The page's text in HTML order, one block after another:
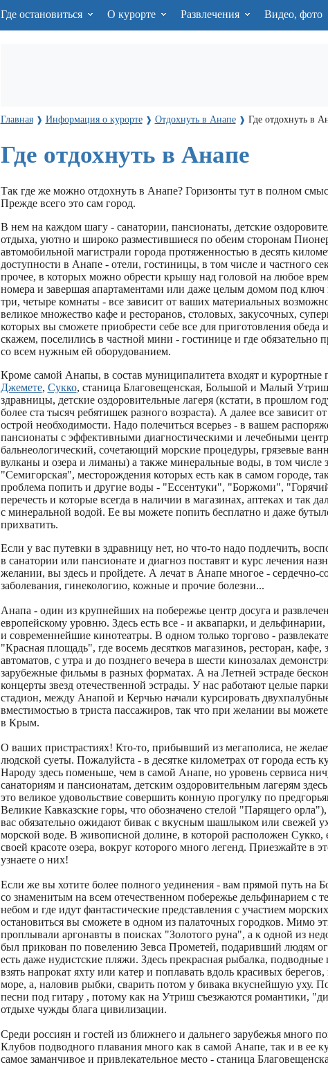
Где остановиться О курорте Развлечения Видео, фото
Главная ❱ Информация о курорте ❱ Отдохнуть в Анапе ❱ Где отдохнуть в
Где отдохнуть в Анапе
Так где же можно отдохнуть в Анапе? Горизонты тут в полном
Прежде всего это сам город.
В нем на каждом шагу - санатории, пансионаты, детские
отдыха, уютно и широко разместившиеся по обеим сторонам
автомобильной магистрали города протяженностью в десять
доступности в Анапе - отели, гостиницы, в том числе и частного
прочее, в которых можно обрести крышу над головой на любое
номера и завершая апартаментами или даже целым домом под ключ
три, четыре комнаты - все зависит от ваших материальных
великое множество кафе и ресторанов, столовых, закусочных,
которых вы сможете приобрести себе все для приготовления обеда
скажем, поселились в частной мини - гостинице и где обязательно
со всем нужным ей оборудованием.
Кроме самой Анапы, в состав муниципалитета входят и курортные
Джемете, Сукко, станица Благовещенская, Большой и Малый
здравницы, детские оздоровительные лагеря (кстати, в прошлом
более ста тысяч ребятишек разного возраста). А далее все зависит
острой необходимости. Надо полечиться всерьез - в вашем
пансионаты с эффективными диагностическими и лечебными
бальнеологический, сочетающий морские процедуры, грязевые
вулканы и озера и лиманы) а также минеральные воды, в том
"Семигорская", месторождения которых есть как в самом городе,
проблема попить и другие воды - "Ессентуки", "Боржоми",
перечесть и которые всегда в наличии в магазинах, аптеках и так
с минеральной водой. Ее вы можете попить бесплатно и даже
прихватить.
Если у вас путевки в здравницу нет, но что-то надо подлечить,
в санатории или пансионате и диагноз поставят и курс лечения
желании, вы здесь и пройдете. А лечат в Анапе многое - сердечно-
заболевания, гинекологию, кожные и прочие болезни...
Анапа - один из крупнейших на побережье центр досуга и
европейскому уровню. Здесь есть все - и аквапарки, и
и современнейшие кинотеатры. В одном только торгово -
"Красная площадь", где восемь десятков магазинов, ресторан, кафе,
автоматов, с утра и до позднего вечера в шести кинозалах
зарубежные фильмы в разных форматах. А на Летней эстраде
концерты звезд отечественной эстрады. У нас работают целые
стадион, между Анапой и Керчью начали курсировать
вместимостью в триста пассажиров, так что при желании вы
в Крым.
О ваших пристрастиях! Кто-то, прибывший из мегаполиса, не
людской суеты. Пожалуйста - в десятке километрах от города есть
Народу здесь поменьше, чем в самой Анапе, но уровень сервиса
санаториям и пансионатам, детским оздоровительным лагерям
это великое удовольствие совершить конную прогулку по
Великие Кавказские горы, что обозначено стелой "Парящего
вас обязательно ожидают бивак с вкусным шашлыком или свежей
морской воде. В живописной долине, в которой расположен Сукко,
своей красоте озера, вокруг которого много легенд. Приезжайте в
узнаете о них!
Если же вы хотите более полного уединения - вам прямой путь
со знаменитым на всем отечественном побережье дельфинарием с
небом и где идут фантастические представления с участием
остановиться вы сможете в одном из палаточных городков. Мимо
проплывали аргонавты в поисках "Золотого руна", а к одной из
был прикован по повелению Зевса Прометей, подаривший людям
есть даже нудистские пляжи. Здесь прекрасная рыбалка,
взять напрокат яхту или катер и поплавать вдоль красивых
море, а, наловив рыбки, сварить потом у бивака вкуснейшую уху.
песни под гитару , потому как на Утриш съезжаются романтики,
отдыхе чужды блага цивилизации.
Среди россиян и гостей из ближнего и дальнего зарубежья много
Клубов подводного плавания много как в самой Анапе, так и в ее
самое заманчивое и привлекательное место - станица